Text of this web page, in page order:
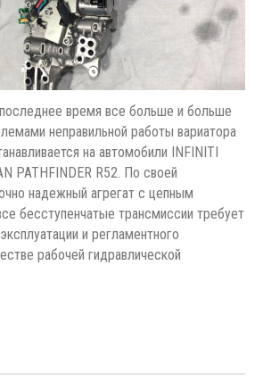
время все больше и больше
неправильной работы вариатора
на автомобили INFINITI
PATHFINDER R52. По своей
надежный агрегат с цепным
бесступенчатые трансмиссии требует
и регламентного
рабочей гидравлической